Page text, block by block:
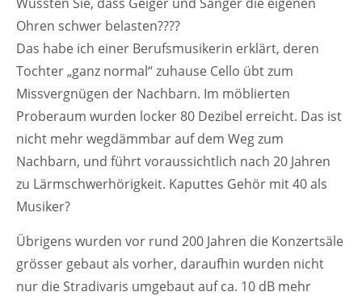
Aenean commodo ligula eget dolor. Aenean
massa. Cum sociis natoque penatibus et magnis
dis parturient montes, nascetur ridiculus mus.
Donec quam felis, ultricies nec.
Ohren schwer belasten????
Das habe ich einer Berufsmusikerin erklärt, deren
Tochter „ganz normal“ zuhause Cello übt zum
Missvergnügen der Nachbarn. Im möblierten
Proberaum wurden locker 80 Dezibel erreicht. Das ist
nicht mehr wegdämmbar auf dem Weg zum
Nachbarn, und führt voraussichtlich nach 20 Jahren
zu Lärmschwerhörigkeit. Kaputtes Gehör mit 40 als
Musiker?
Übrigens wurden vor rund 200 Jahren die Konzertsäle
grösser gebaut als vorher, daraufhin wurden nicht
nur die Stradivaris umgebaut auf ca. 10 dB mehr